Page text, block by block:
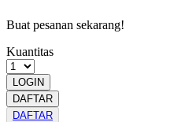
Buat pesanan sekarang!
Kuantitas
LOGIN
DAFTAR
DAFTAR